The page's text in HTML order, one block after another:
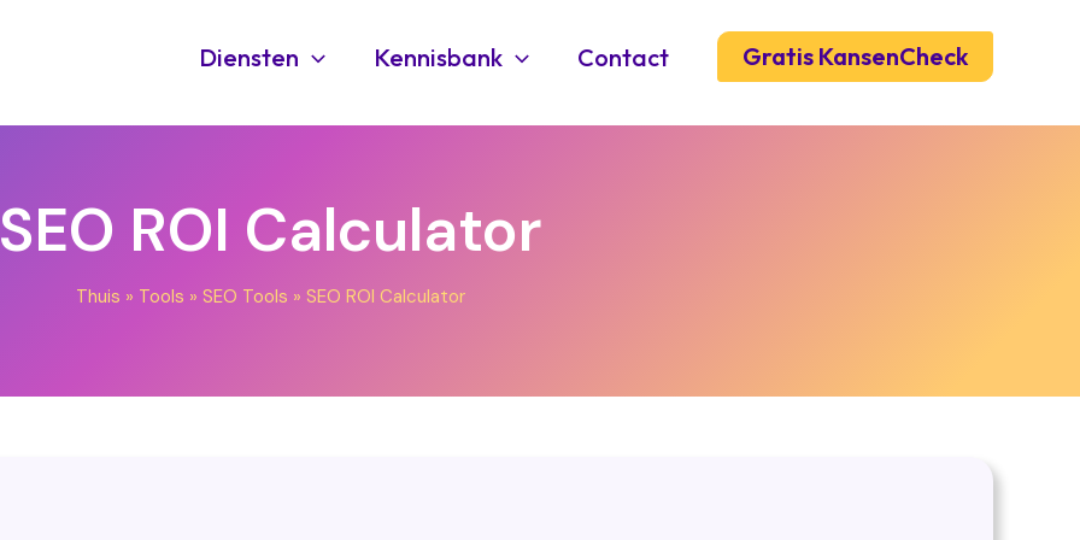
Diensten Kennisbank Contact Gratis KansenCheck
SEO ROI Calculator
Thuis » Tools » SEO Tools » SEO ROI Calculator